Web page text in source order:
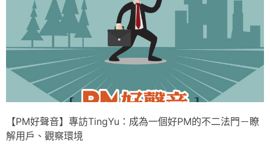
【PM好聲音】專訪TingYu：成為一個好PM的不二法門－瞭
解用戶、觀察環境